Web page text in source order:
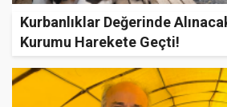
Kurbanlıklar Değerinde
Kurumu Harekete Geçti!